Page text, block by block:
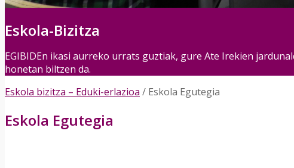
Eskola-Bizitza
EGIBIDEn ikasi aurreko urrats guztiak, gure Ate Irekien
honetan biltzen da.
Eskola bizitza – Eduki-erlazioa / Eskola Egutegia
Eskola Egutegia